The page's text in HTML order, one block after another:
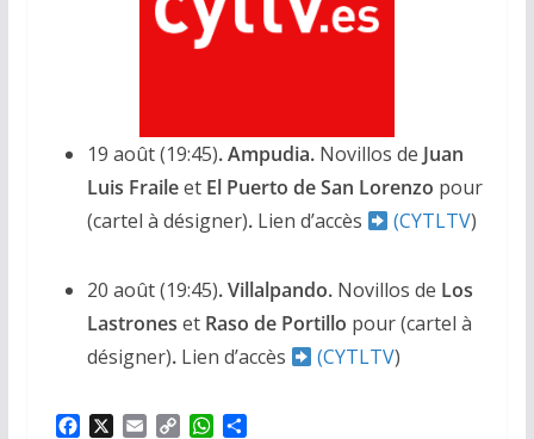
19 août (19:45). Ampudia.Novillos de Juan
Luis Fraileet El Puerto de San Lorenzo pour
(cartel à désigner).Lien d’accès (CYTLTV)
20 août (19:45). Villalpando.Novillos de Los
Lastrones et Raso de Portillo pour(cartel à
désigner).Lien d’accès (CYTLTV)
F
X
E
C
W P